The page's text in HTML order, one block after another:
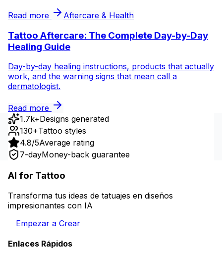
Read more Aftercare & Health
Tattoo Aftercare: The Complete Day-by-Day
Healing Guide
Day-by-day healing instructions, products that actually
work, and the warning signs that mean call a
dermatologist.
Read more
1.7k+Designs generated
130+Tattoo styles
4.8/5Average rating
7-dayMoney-back guarantee
AI for Tattoo
Transforma tus ideas de tatuajes en diseños
impresionantes con IA
Empezar a Crear
Enlaces Rápidos